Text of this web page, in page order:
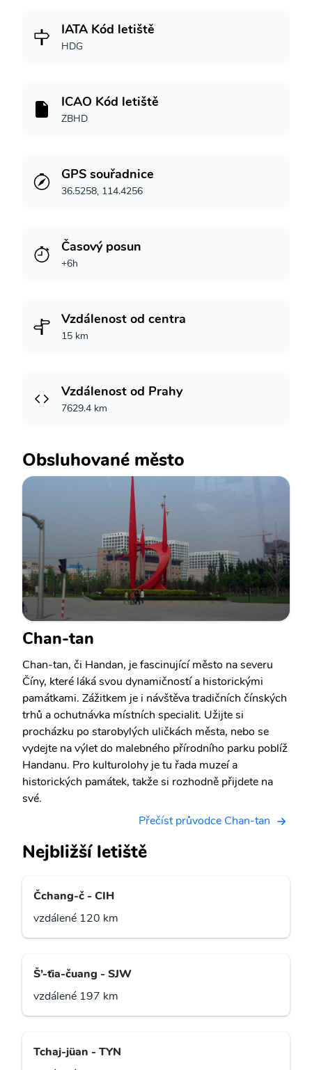
IATA Kód letiště
HDG
ICAO Kód letiště
ZBHD
GPS souřadnice
36.5258, 114.4256
Časový posun
+6h
Vzdálenost od centra
15 km
Vzdálenost od Prahy
7629.4 km
Obsluhované město
Chan-tan
Chan-tan, či Handan, je fascinující město na severu
Číny, které láká svou dynamičností a historickými
památkami. Zážitkem je i návštěva tradičních čínských
trhů a ochutnávka místních specialit. Užijte si
procházku po starobylých uličkách města, nebo se
vydejte na výlet do malebného přírodního parku poblíž
Handanu. Pro kulturolohy je tu řada muzeí a
historických památek, takže si rozhodně přijdete na
své.
Přečíst průvodce Chan-tan
Nejbližší letiště
Čchang-č - CIH
vzdálené 120 km
Š’-ťia-čuang - SJW
vzdálené 197 km
Tchaj-jüan - TYN